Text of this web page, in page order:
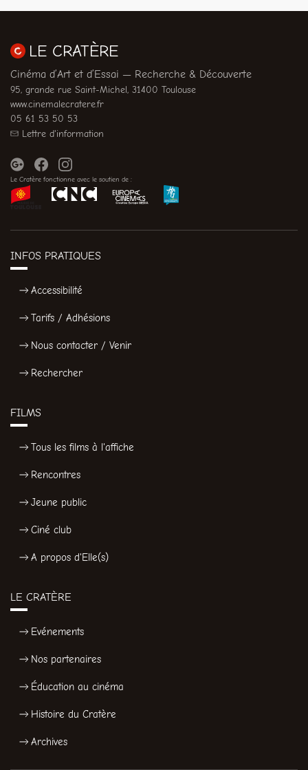
LE CRATÈRE
Cinéma d’Art et d’Essai — Recherche & Découverte
95, grande rue Saint-Michel, 31400 Toulouse
www.cinemalecratere.fr
05 61 53 50 53
Lettre d'information
Le Cratère fonctionne avec le soutien de :
INFOS PRATIQUES
Accessibilité
Tarifs / Adhésions
Nous contacter / Venir
Rechercher
FILMS
Tous les films à l'affiche
Rencontres
Jeune public
Ciné club
A propos d'Elle(s)
LE CRATÈRE
Evénements
Nos partenaires
Éducation au cinéma
Histoire du Cratère
Archives